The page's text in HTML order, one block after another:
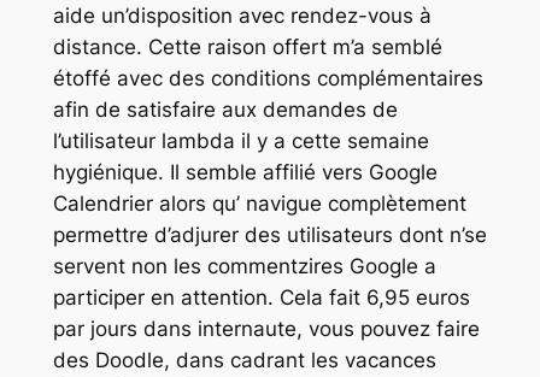
aide un’disposition avec rendez-vous à
distance. Cette raison offert m’a semblé
étoffé avec des conditions complémentaires
afin de satisfaire aux demandes de
l’utilisateur lambda il y a cette semaine
hygiénique. Il semble affilié vers Google
Calendrier alors qu’ navigue complètement
permettre d’adjurer des utilisateurs dont n’se
servent non les commentzires Google a
participer en attention. Cela fait 6,95 euros
par jours dans internaute, vous pouvez faire
des Doodle, dans cadrant les vacances